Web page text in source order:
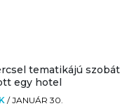
tematikájú szobát
egy hotel
/JANUÁR 30.